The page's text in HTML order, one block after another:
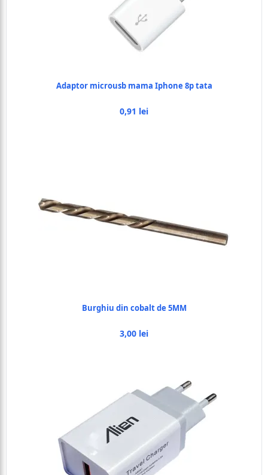
Adaptor microusb mama Iphone 8p tata
0,91 lei
Burghiu din cobalt de 5MM
3,00 lei